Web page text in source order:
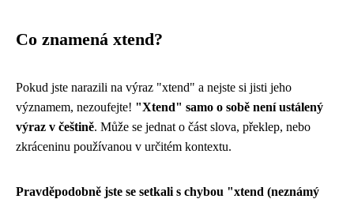
Co znamená xtend?
Pokud jste narazili na výraz "xtend" a nejste si jisti jeho
významem, nezoufejte! "Xtend" samo o sobě není ustálený
výraz v češtině. Může se jednat o část slova, překlep, nebo
zkráceninu používanou v určitém kontextu.
Pravděpodobně jste se setkali s chybou "xtend (neznámý